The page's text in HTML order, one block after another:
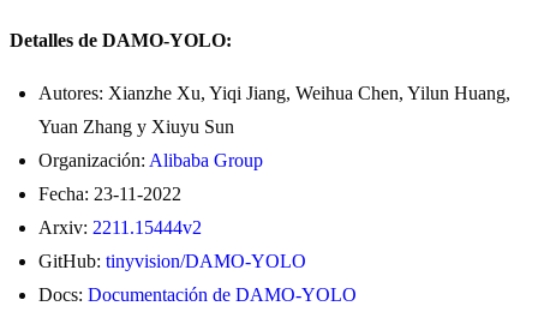
Detalles de DAMO-YOLO:
Autores: Xianzhe Xu, Yiqi Jiang, Weihua Chen, Yilun Huang,
Yuan Zhang y Xiuyu Sun
Organización: Alibaba Group
Fecha: 23-11-2022
Arxiv: 2211.15444v2
GitHub: tinyvision/DAMO-YOLO
Docs: Documentación de DAMO-YOLO